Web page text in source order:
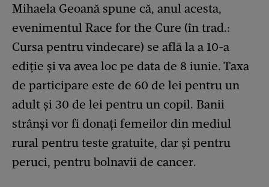
Mihaela Geoană spune că, anul acesta,
evenimentul Race for the Cure (în trad.:
Cursa pentru vindecare) se află la a 10-a
ediție și va avea loc pe data de 8 iunie. Taxa
de participare este de 60 de lei pentru un
adult și 30 de lei pentru un copil. Banii
strânși vor fi donați femeilor din mediul
rural pentru teste gratuite, dar și pentru
peruci, pentru bolnavii de cancer.